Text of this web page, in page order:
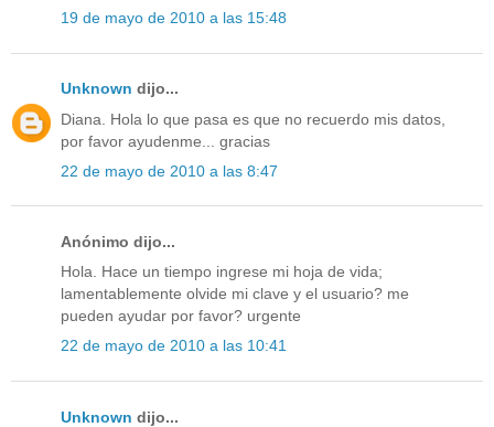
19 de mayo de 2010 a las 15:48
Unknown dijo...
Diana. Hola lo que pasa es que no recuerdo mis datos,
por favor ayudenme... gracias
22 de mayo de 2010 a las 8:47
Anónimo dijo...
Hola. Hace un tiempo ingrese mi hoja de vida;
lamentablemente olvide mi clave y el usuario? me
pueden ayudar por favor? urgente
22 de mayo de 2010 a las 10:41
Unknown dijo...